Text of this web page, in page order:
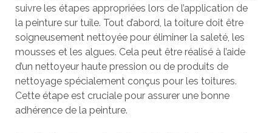
suivre les étapes appropriées lors de l’application de
la peinture sur tuile. Tout d’abord, la toiture doit être
soigneusement nettoyée pour éliminer la saleté, les
mousses et les algues. Cela peut être réalisé à l’aide
d’un nettoyeur haute pression ou de produits de
nettoyage spécialement conçus pour les toitures.
Cette étape est cruciale pour assurer une bonne
adhérence de la peinture.